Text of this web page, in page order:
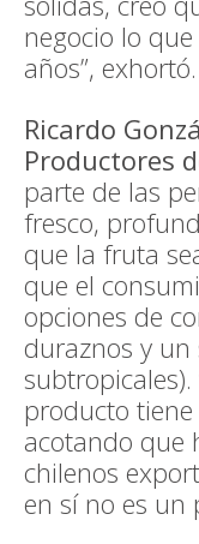
negocio lo
años”, exhortó.
Ricardo
Productores
parte de las
fresco,
que la fruta
que el
opciones de
duraznos y
producto tiene
acotando que
chilenos
en sí no es un